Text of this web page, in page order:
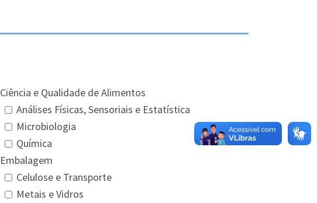
Ciência e Qualidade de Alimentos
Análises Físicas, Sensoriais e Estatística
Microbiologia
Química
Embalagem
Celulose e Transporte
Metais e Vidros